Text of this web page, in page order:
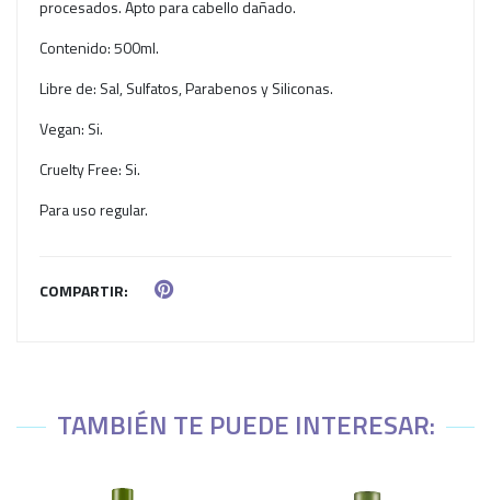
procesados. Apto para cabello dañado.
Contenido: 500ml.
Libre de: Sal, Sulfatos, Parabenos y Siliconas.
Vegan: Si.
Cruelty Free: Si.
Para uso regular.
COMPARTIR:
TAMBIÉN TE PUEDE INTERESAR: